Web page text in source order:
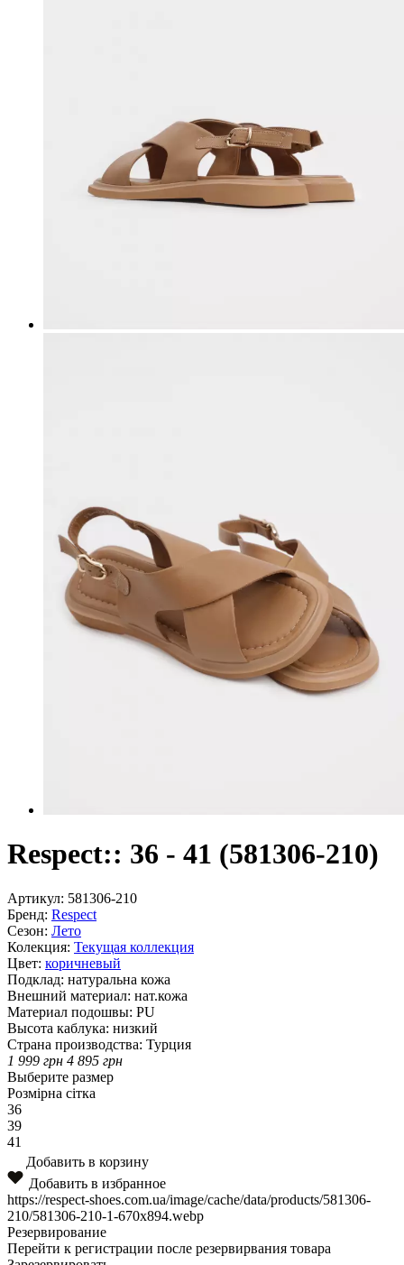
Respect:: 36 - 41 (581306-210)
Артикул: 581306-210
Бренд: Respect
Сезон: Лето
Колекция: Текущая коллекция
Цвет: коричневый
Подклад: натуральна кожа
Внешний материал: нат.кожа
Материал подошвы: PU
Высота каблука: низкий
Страна производства: Турция
1 999 грн 4 895 грн
Выберите размер
Розмірна сітка
36
39
41
Добавить в корзину
Добавить в избранное
https://respect-shoes.com.ua/image/cache/data/products/581306-
210/581306-210-1-670x894.webp
Резервирование
Перейти к регистрации после резервирвания товара